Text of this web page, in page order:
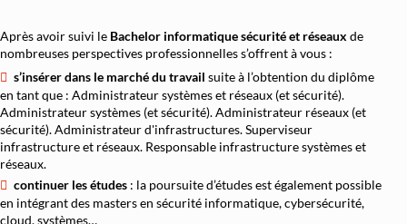
Après avoir suivi le Bachelor informatique sécurité et réseaux de
nombreuses perspectives professionnelles s’offrent à vous :
s’insérer dans le marché du travail suite à l’obtention du diplôme
en tant que : Administrateur systèmes et réseaux (et sécurité).
Administrateur systèmes (et sécurité). Administrateur réseaux (et
sécurité). Administrateur d'infrastructures. Superviseur
infrastructure et réseaux. Responsable infrastructure systèmes et
réseaux.
continuer les études : la poursuite d’études est également possible
en intégrant des masters en sécurité informatique, cybersécurité,
cloud, systèmes…